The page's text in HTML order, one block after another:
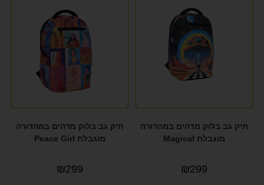
תיק גב בלוק מדהים במהדורה
מוגבלת Magical
₪299
תיק גב בלוק מדהים במהדורה
מוגבלת Peace Girl
₪299